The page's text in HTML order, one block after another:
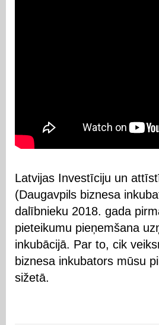
Latvijas Investīciju un
(Daugavpils biznesa
dalībnieku 2018. gada
pieteikumu pieņemšana
inkubācijā. Par to, cik
biznesa inkubators mūsu
sižetā.